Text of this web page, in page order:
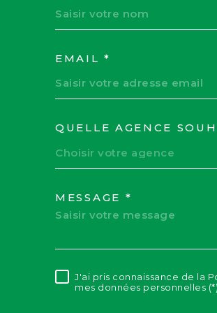
EMAIL *
QUELLE AGENCE
Choisir votre agence
MESSAGE *
J'ai pris connaissance de la
mes données personnelles (*)